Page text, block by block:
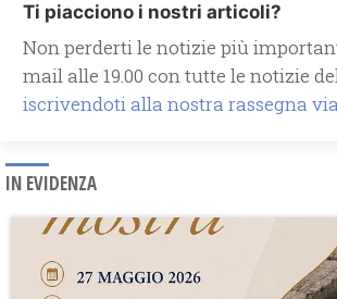
Ti piacciono i nostri articoli?
Non perderti le notizie più
mail alle 19.00 con tutte le notizie
iscrivendoti alla nostra rassegna
IN EVIDENZA